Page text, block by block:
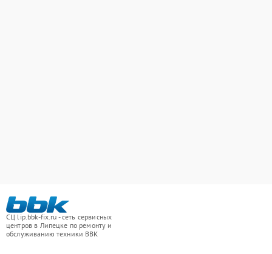
СЦ lip.bbk-fix.ru - сеть сервисных
центров в Липецке по ремонту и
обслуживанию техники BBK